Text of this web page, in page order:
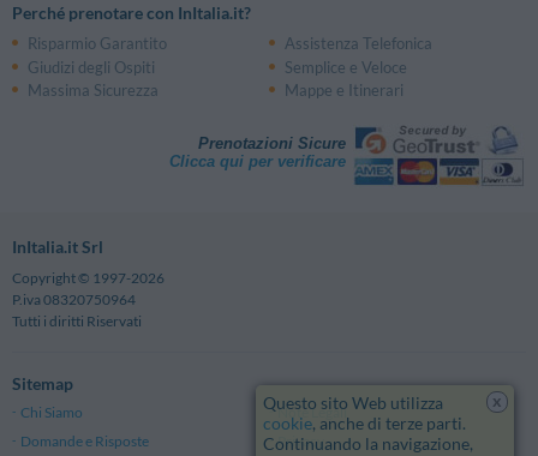
Perché prenotare con InItalia.it?
Risparmio Garantito
Assistenza Telefonica
Giudizi degli Ospiti
Semplice e Veloce
Massima Sicurezza
Mappe e Itinerari
Prenotazioni Sicure
Clicca qui per verificare
InItalia.it Srl
Copyright © 1997-2026
P.iva 08320750964
Tutti i diritti Riservati
Sitemap
Chi Siamo
Note Legali
Domande e Risposte
Privacy
x
Questo sito Web utilizza
cookie, anche di terze parti.
Continuando la navigazione,